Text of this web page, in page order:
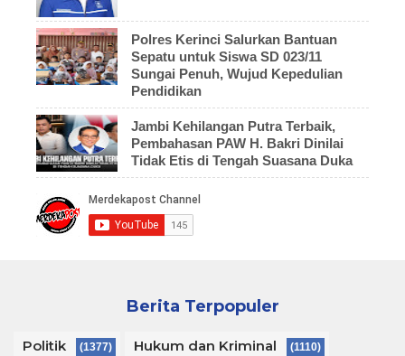
Polres Kerinci Salurkan Bantuan
Sepatu untuk Siswa SD 023/11
Sungai Penuh, Wujud Kepedulian
Pendidikan
Jambi Kehilangan Putra Terbaik,
Pembahasan PAW H. Bakri Dinilai
Tidak Etis di Tengah Suasana Duka
Berita Terpopuler
Politik (1377) Hukum dan Kriminal (1110)